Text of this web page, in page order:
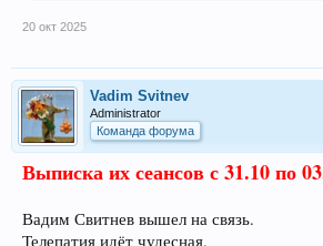
20 окт 2025
Vadim Svitnev
Administrator
Команда форума
Выписка их сеансов с 31.10 по
Вадим Свитнев вышел на связь.
Телепатия идёт чудесная.